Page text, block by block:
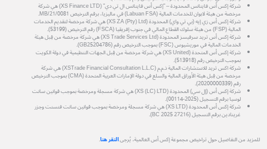
شركة إكس أس فاينانس المحدودة – "إكس أس فاينانس ال تي دي" (XS Finance LTD) هي شركة
مرخصة من هيئة لابوان للخدمات المالية (Labuan FSA) في ماليزيا، برقم الترخيص MB/21/0081.
شركة إكس أس زي إيه (بي تي واي) المحدودة (XS ZA (Pty) Ltd) هي شركة مرخصة لتقديم الخدمات
المالية (FSP) من هيئة سلوك القطاع المالي في جنوب إفريقيا (FSCA) رقم الترخيص (53199).
شركة إكس أس تريد سرفيسز المحدودة (XS Trade Services Ltd) هي شركة مرخصة من قِبل هيئة
الخدمات المالية في موريشيوس (FSC) بموجب الترخيص رقم (GB25204786).
شركة إكس أس المتحدة (XS United) هي شركة مرخصة من قِبل الجهات التنظيمية في دولة الكويت
بموجب الترخيص رقم (513918).
شركة اكس تريد للاستشارات المالية ذ.م.م (XSTrade Financial Consultation L.L.C) هي شركة
مرخصة من قِبل هيئة الأوراق المالية والسلع في دولة الإمارات العربية المتحدة (CMA) بموجب الترخيص
رقم (20200000339).
شركة إكس أس (إل سي) المحدودة (XS (LC) LTD) هي شركة مسجلة ومرخصة بموجب قوانين سانت
لوسيا برقم التسجيل (2025-00114).
شركة إكس أس المحدودة (XS LTD) هي شركة مسجلة ومرخصة بموجب قوانين سانت فنسنت وجزر
غرينادين برقم التسجيل (27216 BC 2025).
للمزيد من التفاصيل حول تراخيص مجموعة إكس أس العالمية، يُرجىالنقر هنا.